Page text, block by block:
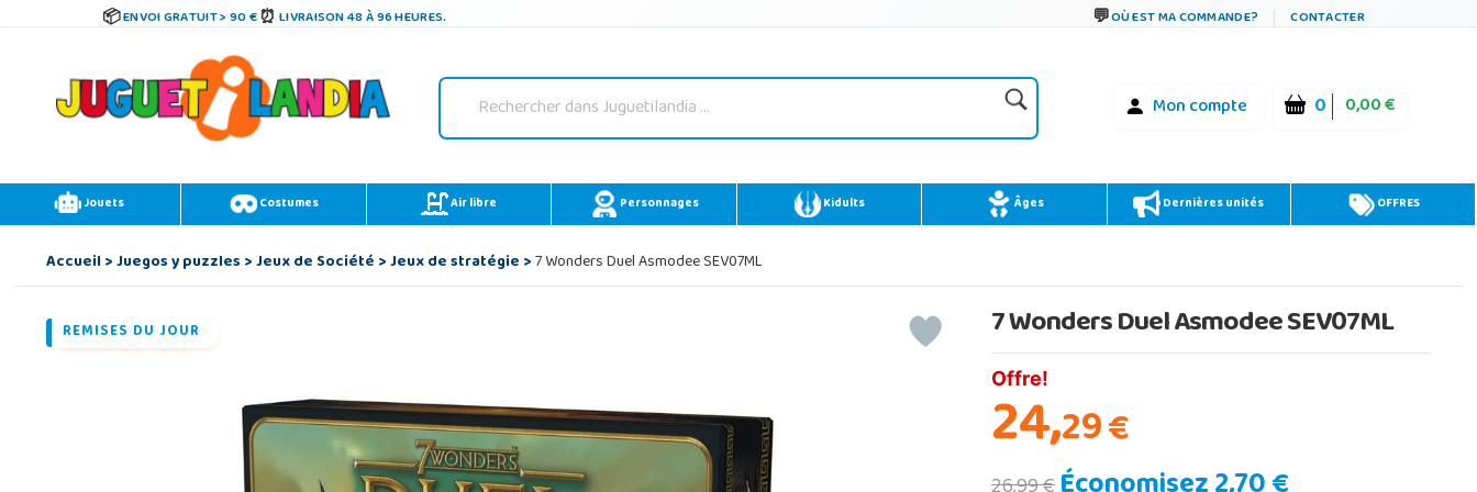
ENVOI GRATUIT > 90 € LIVRAISON 48 À 96 HEURES. OÙ EST MA COMMANDE? CONTACTER
Mon compte 0 0,00 €
Jouets Costumes Air libre Personnages Kidults Âges Dernières unités OFFRES
Accueil>Juegos y puzzles>Jeux de Société>Jeux de stratégie>7 Wonders Duel Asmodee SEV07ML
REMISES DU JOUR 7 Wonders Duel Asmodee SEV07ML
Offre!
24,29€